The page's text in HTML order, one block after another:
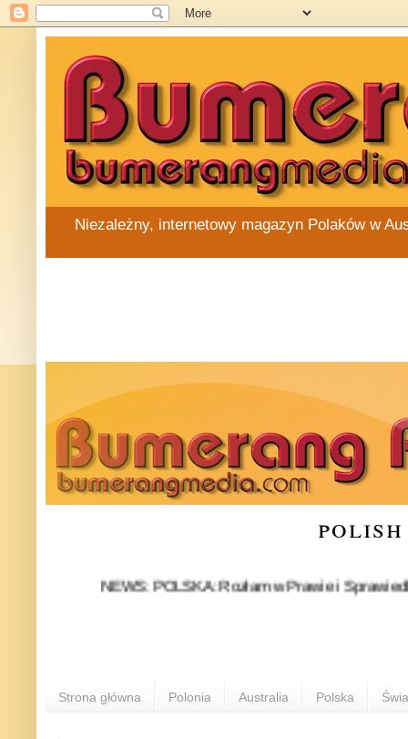
Niezależny, internetowy magazyn Polaków w
NEWS: POLSKA: Rozłam w Prawie i
Strona główna Polonia Australia Polska